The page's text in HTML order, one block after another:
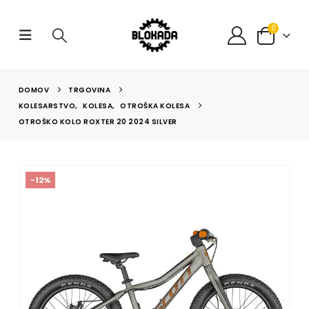
0
DOMOV
TRGOVINA
KOLESARSTVO, KOLESA,
OTROŠKA KOLESA
OTROŠKO KOLO ROXTER 20 2024 SILVER
-12%